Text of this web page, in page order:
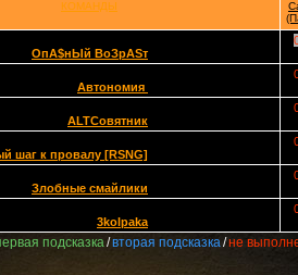
КОМАНДЫ
OпА$нЫй ВоЗрАSт
Автономия
ALTСовятник
шаг к провалу [RSNG]
Злобные смайлики
3kolpaka
подсказка/вторая подсказка/не